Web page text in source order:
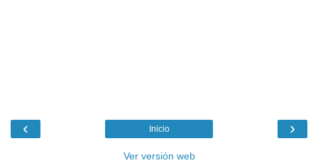
‹ ›
Inicio
Ver versión web